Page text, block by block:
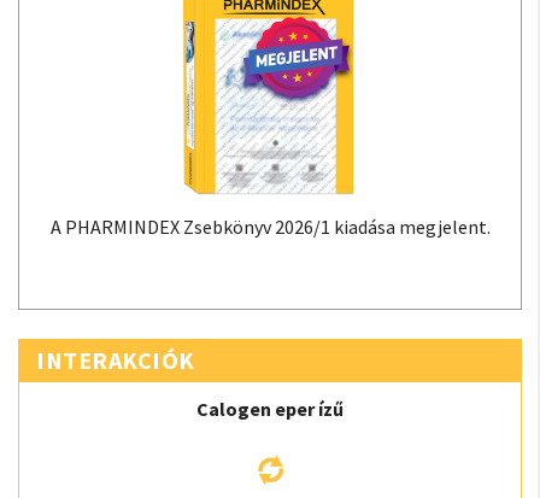
A PHARMINDEX Zsebkönyv 2026/1 kiadása megjelent.
INTERAKCIÓK
Calogen eper ízű